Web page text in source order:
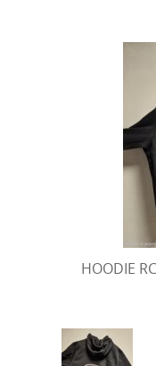
HOODIE